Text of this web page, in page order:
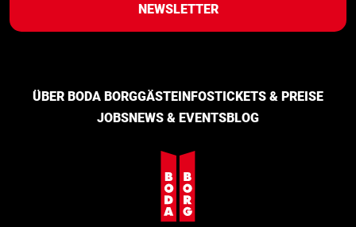
NEWSLETTER
ÜBER BODA BORGGÄSTEINFOSTICKETS & PREISE
JOBSNEWS & EVENTSBLOG